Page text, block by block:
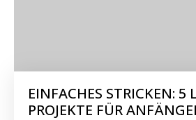
EINFACHES STRICKEN: 5
PROJEKTE FÜR